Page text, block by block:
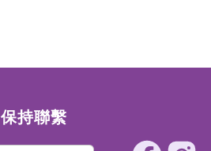
保持聯繫